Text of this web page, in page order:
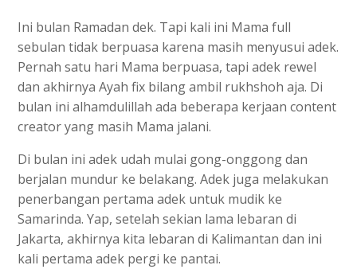
Ini bulan Ramadan dek. Tapi kali ini Mama full
sebulan tidak berpuasa karena masih menyusui adek.
Pernah satu hari Mama berpuasa, tapi adek rewel
dan akhirnya Ayah fix bilang ambil rukhshoh aja. Di
bulan ini alhamdulillah ada beberapa kerjaan content
creator yang masih Mama jalani.
Di bulan ini adek udah mulai gong-onggong dan
berjalan mundur ke belakang. Adek juga melakukan
penerbangan pertama adek untuk mudik ke
Samarinda. Yap, setelah sekian lama lebaran di
Jakarta, akhirnya kita lebaran di Kalimantan dan ini
kali pertama adek pergi ke pantai.